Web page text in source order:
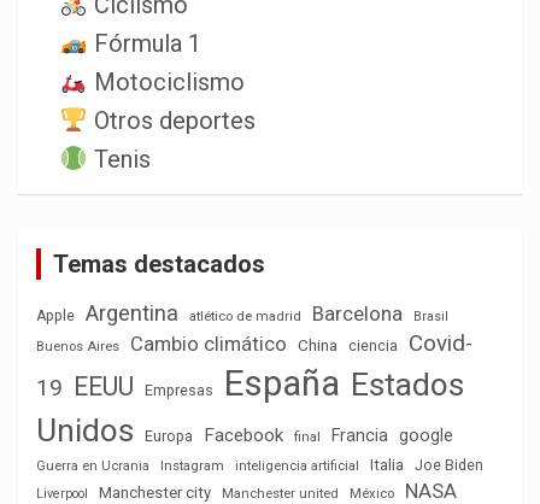
Fórmula 1
Motociclismo
Otros deportes
Tenis
Temas destacados
Apple Argentina atlético de madrid Barcelona
Brasil
Buenos Aires
Cambio climático China ciencia
Covid-
19 EEUU Empresas España Estados
Unidos
Europa Facebook final Francia google
Guerra en Ucrania Instagram inteligencia artificial Italia Joe Biden
Liverpool Manchester city Manchester united México NASA